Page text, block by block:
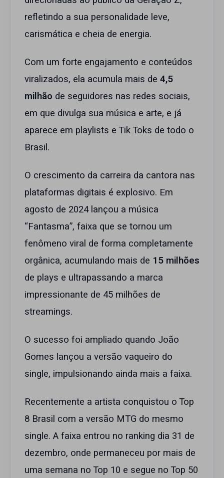
refletindo a sua personalidade leve,
carismática e cheia de energia.
Com um forte engajamento e conteúdos
viralizados, ela acumula mais de 4,5
milhão de seguidores nas redes sociais,
em que divulga sua música e arte, e já
aparece em playlists e Tik Toks de todo o
Brasil.
O crescimento da carreira da cantora nas
plataformas digitais é explosivo. Em
agosto de 2024 lançou a música
“Fantasma”, faixa que se tornou um
fenômeno viral de forma completamente
orgânica, acumulando mais de 15 milhões
de plays e ultrapassando a marca
impressionante de 45 milhões de
streamings.
O sucesso foi ampliado quando João
Gomes lançou a versão vaqueiro do
single, impulsionando ainda mais a faixa.
Recentemente a artista conquistou o Top
8 Brasil com a versão MTG do mesmo
single. A faixa entrou no ranking dia 31 de
dezembro, onde permaneceu por mais de
uma semana no Top 10 e segue no Top 50